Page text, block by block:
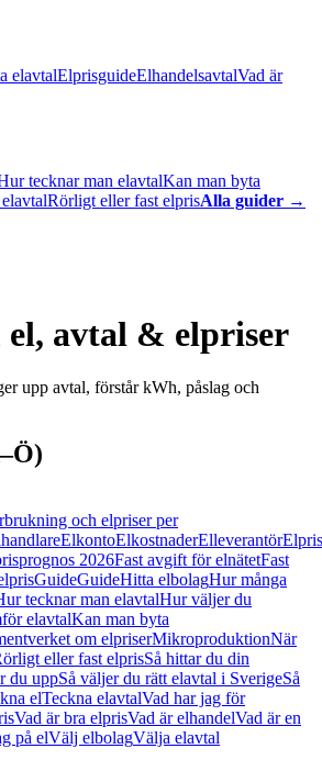
elavtalElprisguideElhandelsavtalVad är
tecknar man elavtalKan man byta
Rörligt eller fast elprisAlla guider →
el, avtal & elpriser
upp avtal, förstår kWh, påslag och
och elpriser per
ElkontoElkostnaderElleverantör
2026Fast avgift för elnätetFast
GuideGuideHitta elbolagHur många
tecknar man elavtalHur väljer du
elavtalKan man byta
om elpriserMikroproduktionNär
eller fast elprisSå hittar du din
du uppSå väljer du rätt elavtal i SverigeSå
elTeckna elavtalVad har jag för
Vad är bra elprisVad är elhandelVad är en
på elVälj elbolagVälja elavtal